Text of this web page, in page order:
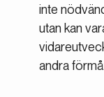
inte
utan kan
andra